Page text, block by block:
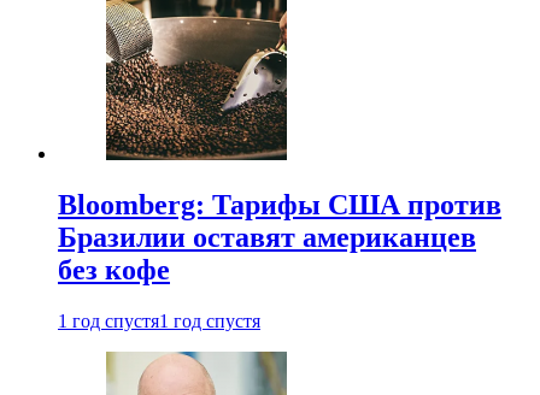
Bloomberg: Тарифы США против
Бразилии оставят американцев
без кофе
1 год спустя1 год спустя